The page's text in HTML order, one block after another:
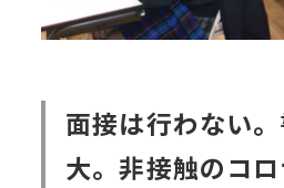
面接は行わない
大。非接触のコ